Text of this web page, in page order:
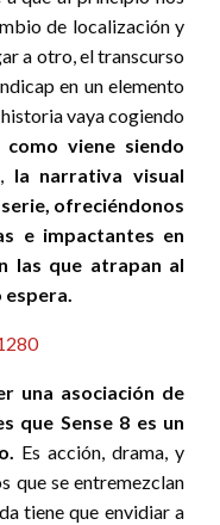
de localización y
a otro, el transcurso
en un elemento
vaya cogiendo
como viene siendo
, la narrativa visual
ofreciéndonos
e impactantes en
las que atrapan al
espera.
una asociación de
que Sense 8 es un
Es acción, drama, y
que se entremezclan
tiene que envidiar a